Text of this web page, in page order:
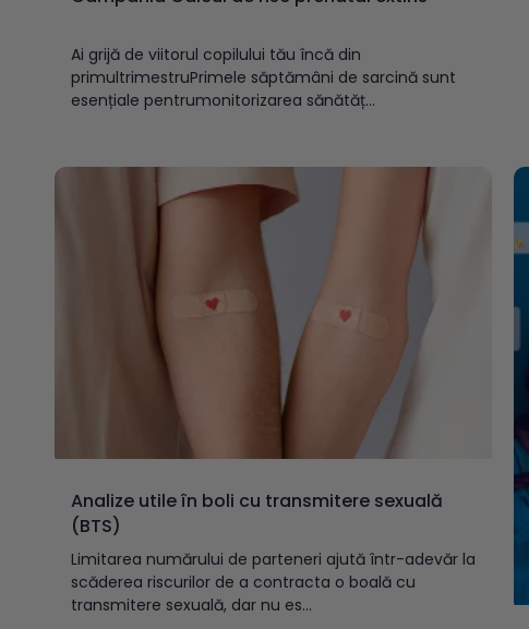
Ai grijă de viitorul copilului tău încă din
primultrimestruPrimele săptămâni de sarcină sunt
esențiale pentrumonitorizarea sănătăț...
Analize utile în boli cu transmitere sexuală
(BTS)
Limitarea numărului de parteneri ajută într-adevăr la
scăderea riscurilor de a contracta o boală cu
transmitere sexuală, dar nu es...